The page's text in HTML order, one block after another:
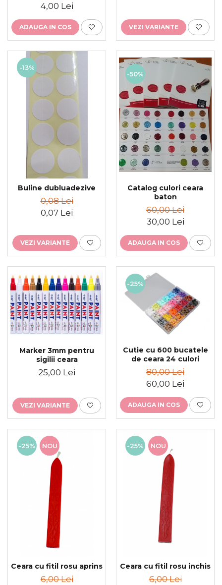
4,00 Lei
ADAUGA IN COS VEZI VARIANTE
-13%
Buline dubluadezive
0,08 Lei
0,07 Lei
VEZI VARIANTE
-50%
Catalog culori ceara
baton
60,00 Lei
30,00 Lei
ADAUGA IN COS
Marker 3mm pentru
sigilii ceara
25,00 Lei
VEZI VARIANTE
-25%
Cutie cu 600 bucatele
de ceara 24 culori
80,00 Lei
60,00 Lei
ADAUGA IN COS
-25% NOU
Ceara cu fitil rosu aprins
6,00 Lei
-25% NOU
Ceara cu fitil rosu inchis
6,00 Lei